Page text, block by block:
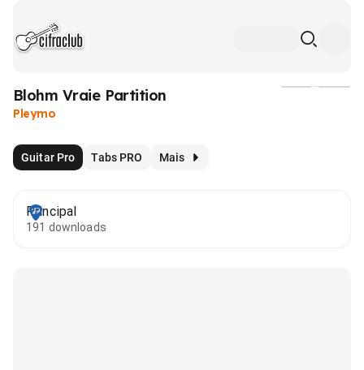
Blohm Vraie Partition
Pleymo
Guitar Pro Tabs PRO Mais
Principal
191 downloads